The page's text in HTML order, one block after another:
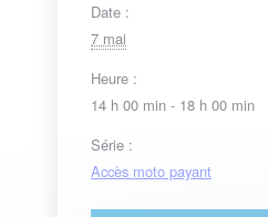
Date :
7 mai
Heure :
14 h 00 min - 18 h 00 min
Série :
Accès moto payant